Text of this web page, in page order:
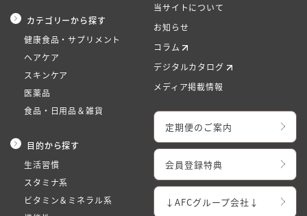
カテゴリーから探す
健康食品・サプリメント
ヘアケア
スキンケア
医薬品
食品・日用品＆雑貨
目的から探す
生活習慣
スタミナ系
ビタミン＆ミネラル系
当サイトについて
お知らせ
コラム
デジタルカタログ
メディア掲載情報
定期便のご案内
会員登録特典
↓AFCグループ会社↓